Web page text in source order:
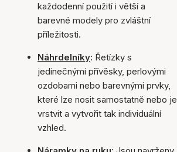
každodenní použití i větší a
barevné modely pro zvláštní
příležitosti.
Náhrdelníky: Řetízky s
jedinečnými přívěsky, perlovými
ozdobami nebo barevnými prvky,
které lze nosit samostatně nebo je
vrstvit a vytvořit tak individuální
vzhled.